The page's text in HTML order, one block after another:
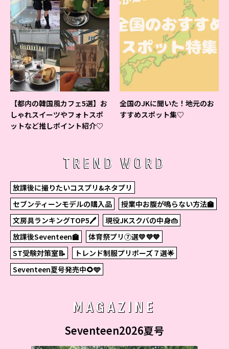
【都内の韓国風カフェ5選】お
しゃれスイーツやフォトスポ
ットなど推しポイント紹介♡
全国のJKに聞いた！地元のお
すすめスポット集♡
TREND WORD
放課後に撮りたいコスプリ&ネタプリ
セブンティーンモデルの購入品
授業中お腹が鳴らない方法🏫
文房具ランキングTOP5🖊
現役JKスクバの中身👜
放課後Seventeen🏫
体育祭プリ⑦選💛💜💙
ST受験対策室📝
トレンド制服プリポーズ７選🌟
Seventeen夏号発売中🌻🩵
MAGAZINE
Seventeen2026夏号